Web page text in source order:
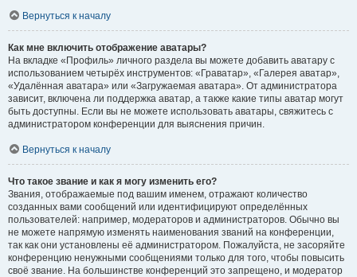
Вернуться к началу
Как мне включить отображение аватары?
На вкладке «Профиль» личного раздела вы можете добавить аватару с
использованием четырёх инструментов: «Граватар», «Галерея аватар»,
«Удалённая аватара» или «Загружаемая аватара». От администратора
зависит, включена ли поддержка аватар, а также какие типы аватар могут
быть доступны. Если вы не можете использовать аватары, свяжитесь с
администратором конференции для выяснения причин.
Вернуться к началу
Что такое звание и как я могу изменить его?
Звания, отображаемые под вашим именем, отражают количество
созданных вами сообщений или идентифицируют определённых
пользователей: например, модераторов и администраторов. Обычно вы
не можете напрямую изменять наименования званий на конференции,
так как они установлены её администратором. Пожалуйста, не засоряйте
конференцию ненужными сообщениями только для того, чтобы повысить
своё звание. На большинстве конференций это запрещено, и модератор